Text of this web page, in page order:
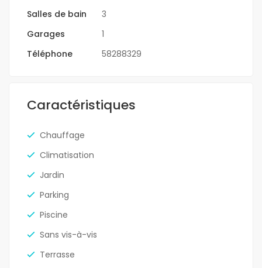
Salles de bain
3
Garages
1
Téléphone
58288329
Caractéristiques
Chauffage
Climatisation
Jardin
Parking
Piscine
Sans vis-à-vis
Terrasse